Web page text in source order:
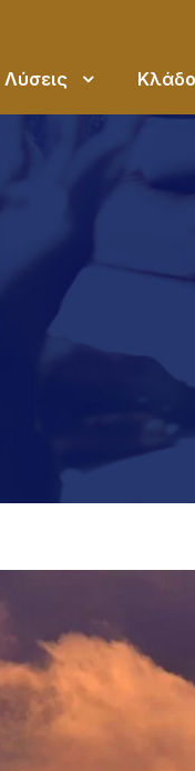
Λύσεις